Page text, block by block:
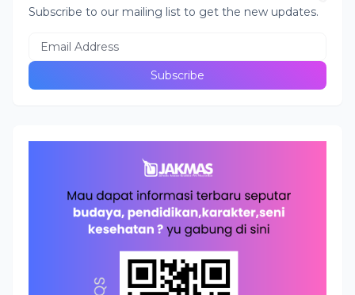
Subscribe to our mailing list to get the new updates.